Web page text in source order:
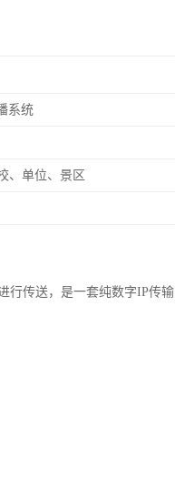
系统
、单位、景区
行传送，是一套纯数字IP传输